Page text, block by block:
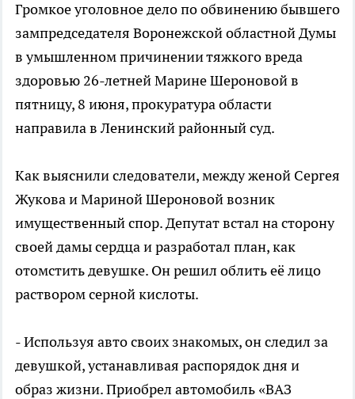
Громкое уголовное дело по обвинению бывшего
зампредседателя Воронежской областной Думы
в умышленном причинении тяжкого вреда
здоровью 26-летней Марине Шероновой в
пятницу, 8 июня, прокуратура области
направила в Ленинский районный суд.
Как выяснили следователи, между женой Сергея
Жукова и Мариной Шероновой возник
имущественный спор. Депутат встал на сторону
своей дамы сердца и разработал план, как
отомстить девушке. Он решил облить её лицо
раствором серной кислоты.
- Используя авто своих знакомых, он следил за
девушкой, устанавливая распорядок дня и
образ жизни. Приобрел автомобиль «ВАЗ